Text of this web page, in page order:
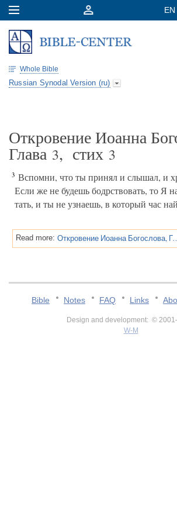
Whole Bible
Russian Synodal Version (ru)
Откровение Иоанна
Глава 3, стих 3
3 Вспомни, что ты принял и слышал, и
Если же не будешь бодрствовать, то Я
тать, и ты не узнаешь, в который час
Read more: Откровение
Bible Notes FAQ Links
Design and development: ©
W-M